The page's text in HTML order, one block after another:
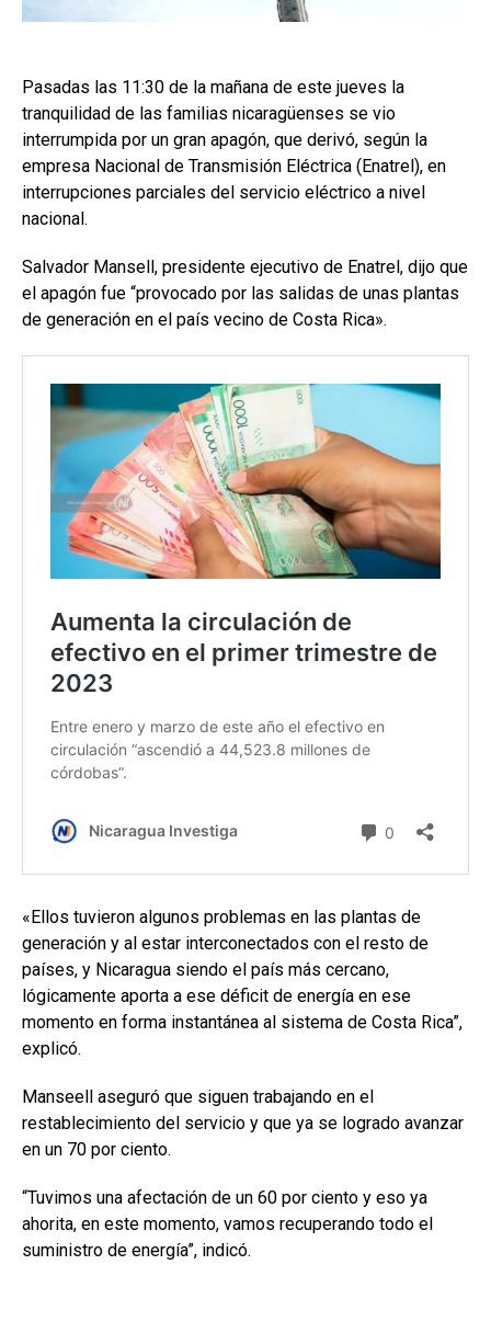
Pasadas las 11:30 de la mañana de este jueves la
tranquilidad de las familias nicaragüenses se vio
interrumpida por un gran apagón, que derivó, según la
empresa Nacional de Transmisión Eléctrica (Enatrel), en
interrupciones parciales del servicio eléctrico a nivel
nacional.
Salvador Mansell, presidente ejecutivo de Enatrel, dijo que
el apagón fue “provocado por las salidas de unas plantas
de generación en el país vecino de Costa Rica».
«Ellos tuvieron algunos problemas en las plantas de
generación y al estar interconectados con el resto de
países, y Nicaragua siendo el país más cercano,
lógicamente aporta a ese déficit de energía en ese
momento en forma instantánea al sistema de Costa Rica”,
explicó.
Manseell aseguró que siguen trabajando en el
restablecimiento del servicio y que ya se logrado avanzar
en un 70 por ciento.
“Tuvimos una afectación de un 60 por ciento y eso ya
ahorita, en este momento, vamos recuperando todo el
suministro de energía”, indicó.